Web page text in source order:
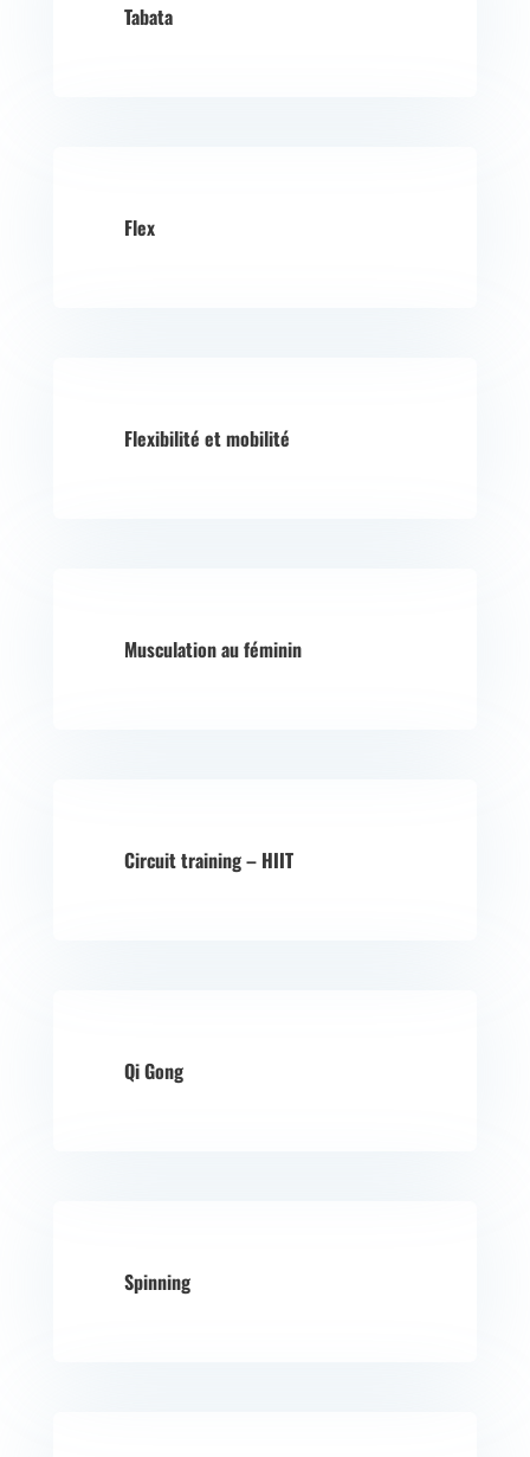
Tabata
Flex
Flexibilité et mobilité
Musculation au féminin
Circuit training – HIIT
Qi Gong
Spinning